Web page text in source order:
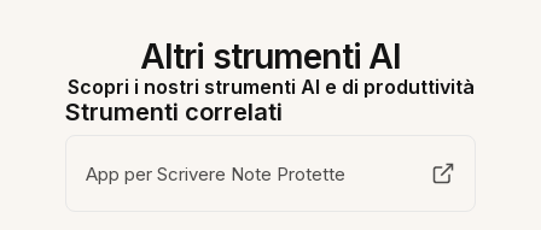
Altri strumenti AI
Scopri i nostri strumenti AI e di produttività
Strumenti correlati
App per Scrivere Note Protette